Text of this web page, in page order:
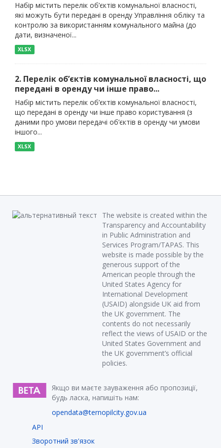
Набір містить перелік об’єктів комунальної власності,
які можуть бути передані в оренду Управління обліку та
контролю за використанням комунального майна (до
дати, визначеної...
XLSX
2. Перелік об’єктів комунальної власності, що
передані в оренду чи інше право...
Набір містить перелік об’єктів комунальної власності,
що передані в оренду чи інше право користування (з
даними про умови передачі об’єктів в оренду чи умови
іншого...
XLSX
The website is created within the
Transparency and Accountability
in Public Administration and
Services Program/TAPAS. This
website is made possible by the
generous support of the
American people through the
United States Agency for
International Development
(USAID) alongside UK aid from
the UK government. The
contents do not necessarily
reflect the views of USAID or the
United States Government and
the UK government’s official
policies.
Якщо ви маєте зауваження або пропозиції,
будь ласка, напишіть нам:
opendata@ternopilcity.gov.ua
API
Зворотний зв'язок